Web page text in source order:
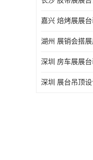
嘉兴 焙烤展展台
湖州 展销会搭展
深圳 展台吊顶